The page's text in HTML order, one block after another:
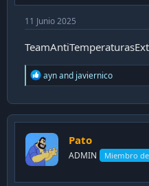
11 Junio 2025
R
e
c
t
o
n
s
aynand javiernico
Pato
ADMIN Miembro